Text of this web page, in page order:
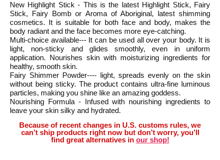
New Highlight Stick - This is the latest Highlight Stick, Fairy
Stick, Fairy Bomb or Aroma of Aboriginal, latest shimming
cosmetics. It is suitable for both face and body, makes the
body radiant and the face becomes more eye-catching.
Multi-choice available--- It can be used all over your body. It is
light, non-sticky and glides smoothly, even in uniform
application. Nourishes skin with moisturizing ingredients for
healthy, smooth skin.
Fairy Shimmer Powder---- light, spreads evenly on the skin
without being sticky. The product contains ultra-fine luminous
particles, making you shine like an amazing goddess.
Nourishing Formula - Infused with nourishing ingredients to
leave your skin silky and hydrated.
Because of recent changes in U.S. customs rules, we
can’t ship products right now but don’t worry, you’ll
find great alternatives in our shop!